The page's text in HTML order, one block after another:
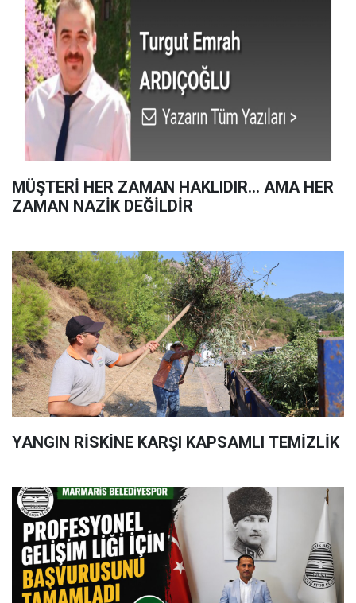
MÜŞTERİ HER ZAMAN HAKLIDIR… AMA HER
ZAMAN NAZİK DEĞİLDİR
YANGIN RİSKİNE KARŞI KAPSAMLI TEMİZLİK